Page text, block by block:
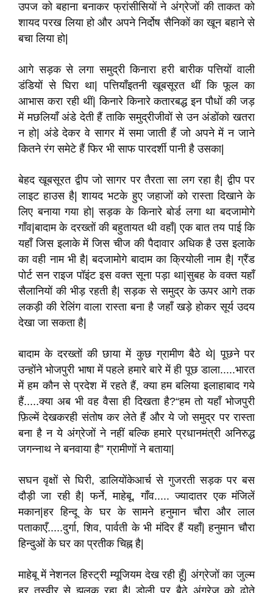
उपज को बहाना बनाकर फ्रांसीसियों ने अंग्रेजों की ताकत को
शायद परख लिया हो और अपने निर्दोष सैनिकों का खून बहाने से
बचा लिया हो|
आगे सड़क से लगा समुद्री किनारा हरी बारीक पत्तियों वाली
डंडियों से घिरा था| पत्तियाँइतनी खूबसूरत थीं कि फूल का
आभास करा रही थीं| किनारे किनारे कतारबद्ध इन पौधों की जड़
में मछलियाँ अंडे देती हैं ताकि समुद्रीजीवों से उन अंडोंको खतरा
न हो| अंडे देकर वे सागर में समा जाती हैं जो अपने में न जाने
कितने रंग समेटे हैं फिर भी साफ पारदर्शी पानी है उसका|
बेहद खूबसूरत द्वीप जो सागर पर तैरता सा लग रहा है| द्वीप पर
लाइट हाउस है| शायद भटके हुए जहाजों को रास्ता दिखाने के
लिए बनाया गया हो| सड़क के किनारे बोर्ड लगा था बदजामोगे
गाँव|बादाम के दरख्तों की बहुतायत थी वहाँ| एक बात तय पाई कि
यहाँ जिस इलाके में जिस चीज की पैदावार अधिक है उस इलाके
का वही नाम भी है| बदजामोगे बादाम का क्रियोली नाम है| ग्रैंड
पोर्ट सन राइज पॉइंट इस वक्त सूना पड़ा था|सुबह के वक्त यहाँ
सैलानियों की भीड़ रहती है| सड़क से समुद्र के ऊपर आगे तक
लकड़ी की रेलिंग वाला रास्ता बना है जहाँ खड़े होकर सूर्य उदय
देखा जा सकता है|
बादाम के दरख्तों की छाया में कुछ ग्रामीण बैठे थे| पूछने पर
उन्होंने भोजपुरी भाषा में पहले हमारे बारे में ही पूछ डाला.....भारत
में हम कौन से प्रदेश में रहते हैं, क्या हम बलिया इलाहाबाद गये
हैं.....क्या अब भी वह वैसा ही दिखता है?“हम तो यहाँ भोजपुरी
फ़िल्में देखकरही संतोष कर लेते हैं और ये जो समुद्र पर रास्ता
बना है न ये अंग्रेजों ने नहीं बल्कि हमारे प्रधानमंत्री अनिरुद्ध
जगन्नाथ ने बनवाया है” ग्रामीणों ने बताया|
सघन वृक्षों से घिरी, डालियोंकेआर्च से गुजरती सड़क पर बस
दौड़ी जा रही है| फर्ने, माहेबू, गाँव..... ज्यादातर एक मंजिलें
मकान|हर हिन्दू के घर के सामने हनुमान चौरा और लाल
पताकाएँ.....दुर्गा, शिव, पार्वती के भी मंदिर हैं यहाँ| हनुमान चौरा
हिन्दुओं के घर का प्रतीक चिह्न है|
माहेबू में नेशनल हिस्ट्री म्यूजियम देख रही हूँ| अंग्रेजों का जुल्म
हर तस्वीर से झलक रहा है| डोली पर बैठे अंग्रेज को ढोते